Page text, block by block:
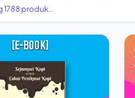
produk...